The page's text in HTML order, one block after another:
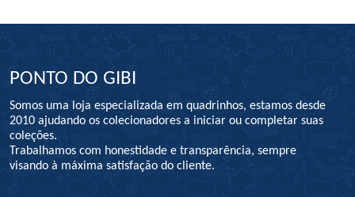
PONTO DO GIBI
Somos uma loja especializada em quadrinhos, estamos desde
2010 ajudando os colecionadores a iniciar ou completar suas
coleções.
Trabalhamos com honestidade e transparência, sempre
visando à máxima satisfação do cliente.